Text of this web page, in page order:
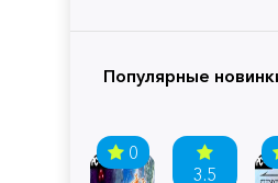
Популярные
0
3.5